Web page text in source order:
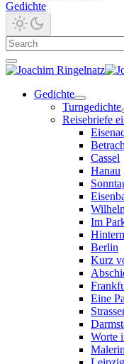
Gedichte
Gedichte
Turngedichte
Reisebriefe
Cassel
Hanau
Im
Berlin
Kurz
Eine
Worte